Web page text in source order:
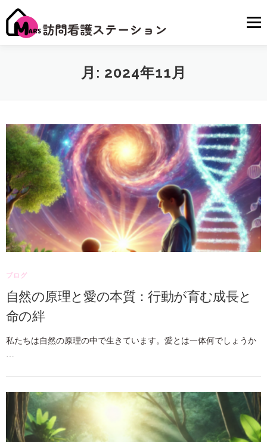
ン
メニ
INFO 求人募集要項
月: 2024年11月
ブログ
自然の原理と愛の本質：行動が育む成長と
命の絆
私たちは自然の原理の中で生きています。愛とは一体何でしょうか
…